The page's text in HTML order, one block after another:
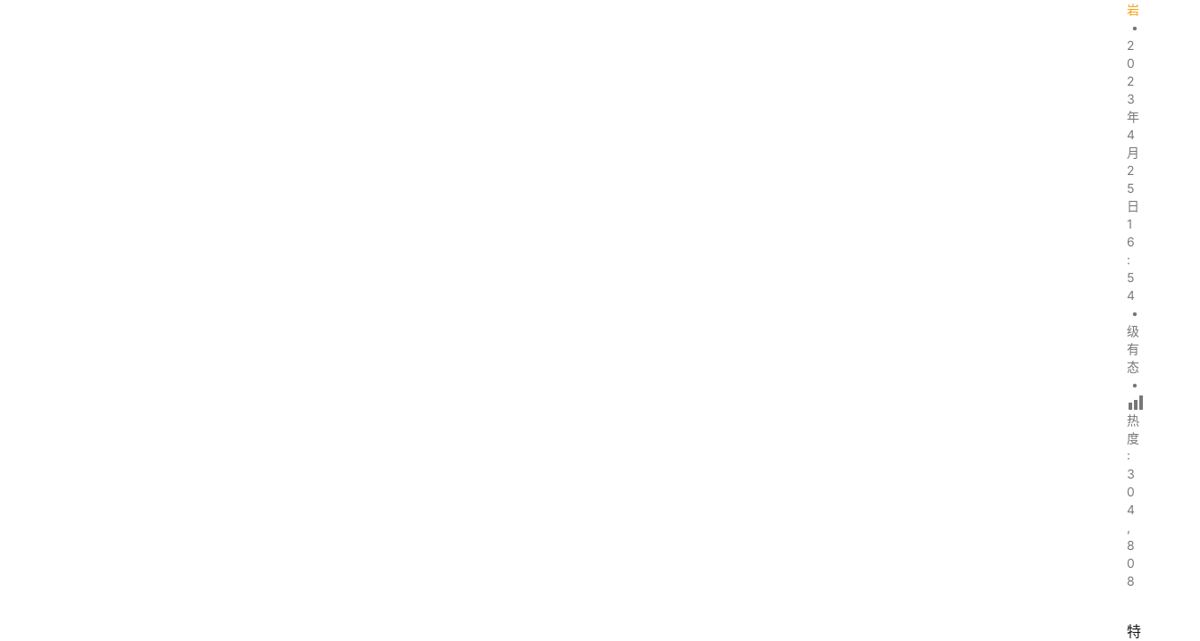
岩
•
2
0
2
3
年
4
月
2
5
日
1
6
:
5
4
•
级
有
态
•
热
度
:
3
0
4
,
8
0
8
特